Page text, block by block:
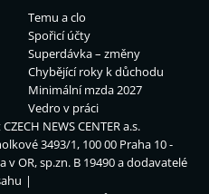
Temu a clo
Spořicí účty
Superdávka – změny
Chybějící roky k důchodu
Minimální mzda 2027
Vedro v práci
CZECH NEWS CENTER a.s.
3493/1, 100 00 Praha 10 -
v OR, sp.zn. B 19490 a dodavatelé